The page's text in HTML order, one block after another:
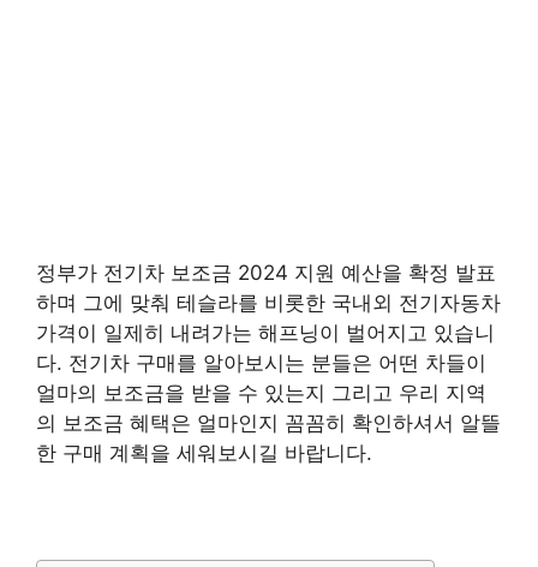
정부가 전기차 보조금 2024 지원 예산을 확정 발표
하며 그에 맞춰 테슬라를 비롯한 국내외 전기자동차
가격이 일제히 내려가는 해프닝이 벌어지고 있습니
다. 전기차 구매를 알아보시는 분들은 어떤 차들이
얼마의 보조금을 받을 수 있는지 그리고 우리 지역
의 보조금 혜택은 얼마인지 꼼꼼히 확인하셔서 알뜰
한 구매 계획을 세워보시길 바랍니다.